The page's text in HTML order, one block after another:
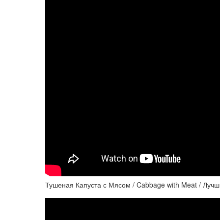
Тушеная Капуста с Мясом / Cabbage with Meat /